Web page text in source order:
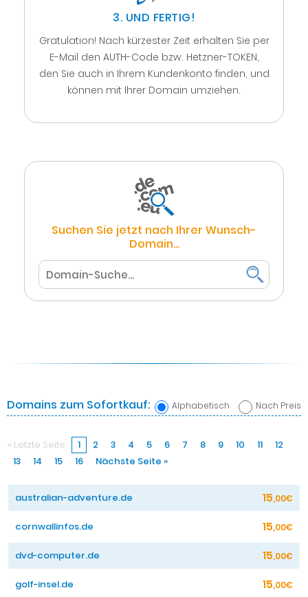
3. UND FERTIG!
Gratulation! Nach kürzester Zeit erhalten Sie per
E-Mail den AUTH-Code bzw. Hetzner-TOKEN,
den Sie auch in Ihrem Kundenkonto finden, und
können mit Ihrer Domain umziehen.
Suchen Sie jetzt nach Ihrer Wunsch-
Domain...
Alphabetisch Nach Preis
Domains zum Sofortkauf:
« Letzte Seite 1 2 3 4 5 6 7 8 9 10 11
12
13
14 15 16 Nächste Seite »
australian-adventure.de 15,00€
cornwallinfos.de 15,00€
dvd-computer.de 15,00€
golf-insel.de 15,00€